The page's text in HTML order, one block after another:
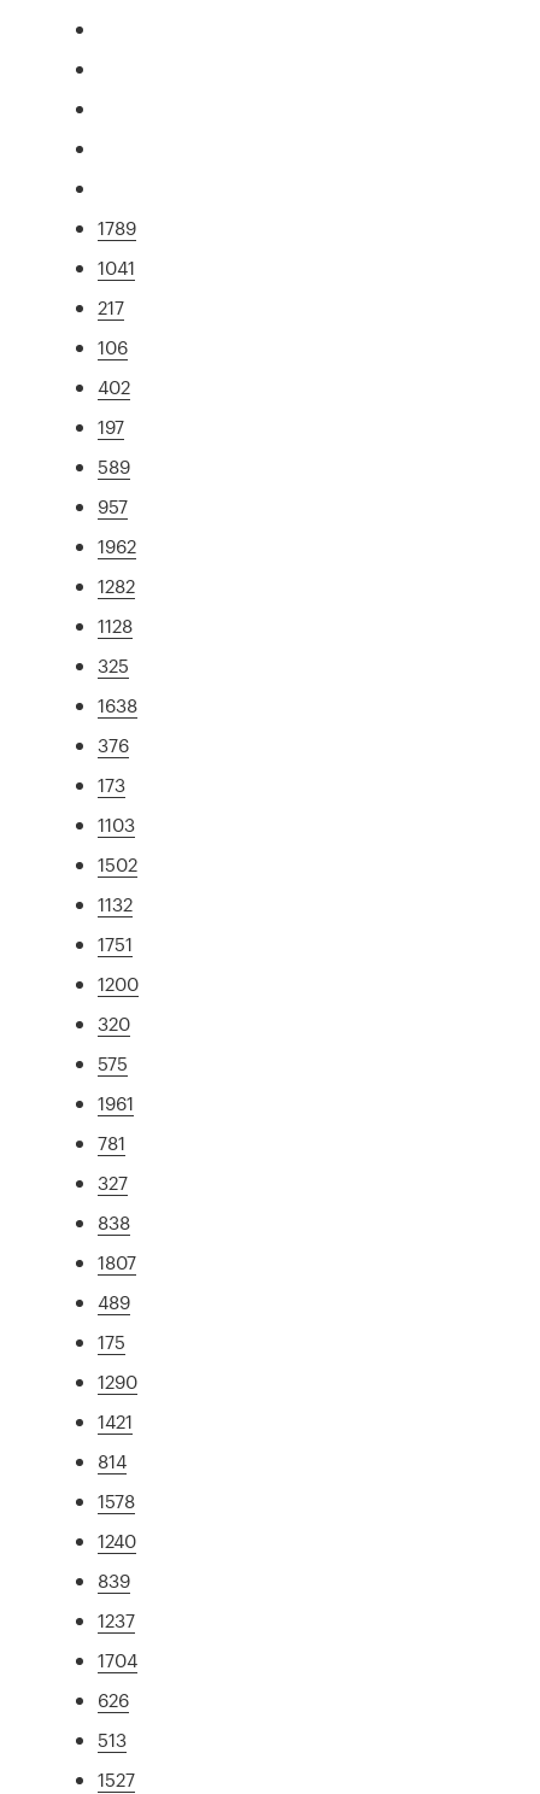
1789
1041
217
106
402
197
589
957
1962
1282
1128
325
1638
376
173
1103
1502
1132
1751
1200
320
575
1961
781
327
838
1807
489
175
1290
1421
814
1578
1240
839
1237
1704
626
513
1527